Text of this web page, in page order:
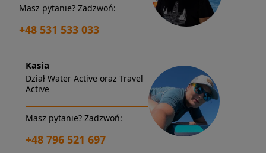
Masz pytanie? Zadzwoń:
+48 531 533 033
Kasia
Dział Water Active oraz Travel
Active
Masz pytanie? Zadzwoń:
+48 796 521 697